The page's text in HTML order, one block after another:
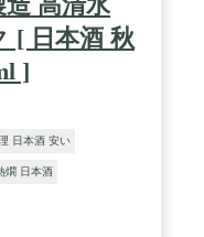
[ 日本酒 秋
]
日本酒 安い
燗 日本酒